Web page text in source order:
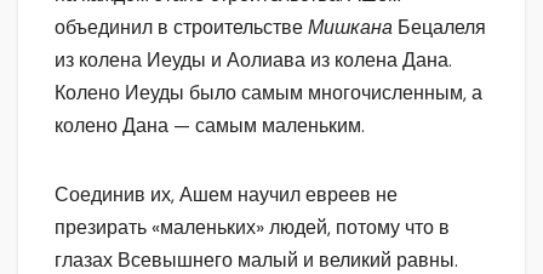
объединил в строительствеМишкана Бецалеля
из колена Иеуды и Аолиава из колена Дана.
Колено Иеуды было самым многочисленным, а
колено Дана — самым маленьким.
Соединив их, Ашем научил евреев не
презирать «маленьких» людей, потому что в
глазах Всевышнего малый и великий равны.